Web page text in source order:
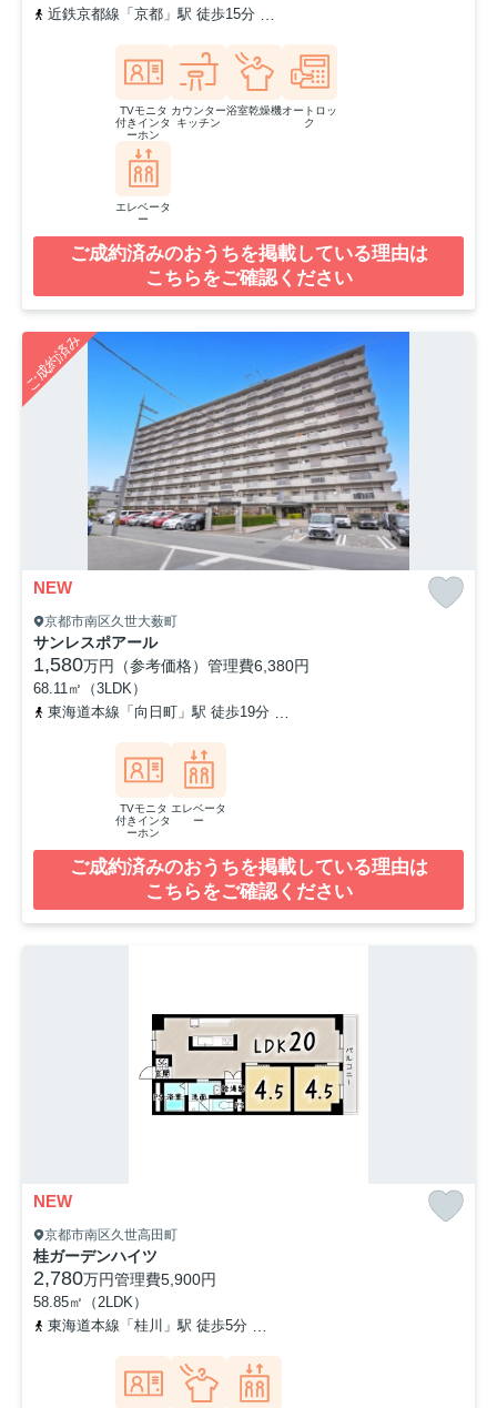
近鉄京都線「京都」駅 徒歩15分
TVモニタ
付きインタ
ーホン
カウンター
キッチン
浴室乾燥機オートロッ
ク
エレベータ
ー
ご成約済みのおうちを掲載している理由は
こちらをご確認ください
ご成約済み
NEW
京都市南区久世大薮町
サンレスポアール
1,580万円（参考価格） 管理費6,380円
68.11㎡（3LDK）
東海道本線「向日町」駅 徒歩19分
TVモニタ
付きインタ
ーホン
エレベータ
ー
ご成約済みのおうちを掲載している理由は
こちらをご確認ください
NEW
京都市南区久世高田町
桂ガーデンハイツ
2,780万円管理費5,900円
58.85㎡（2LDK）
東海道本線「桂川」駅 徒歩5分